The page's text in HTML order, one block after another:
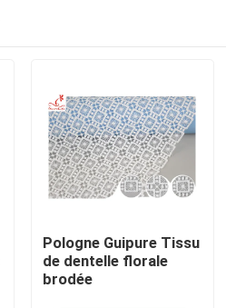
Pologne Guipure Tissu
de dentelle florale
brodée